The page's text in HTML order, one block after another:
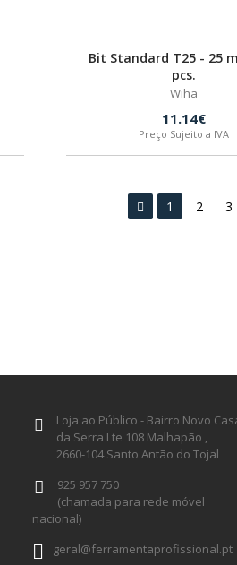
Bit Standard T25 - 25
pcs.
Wiha
11.14€
Preço Sujeito a IVA
1 2 3
Loja ao Público - Bairro Novo
da Serra Lte 108 Malhapão ,
2660-104 Santo Antão do Tojal
925 957 750
(chamada para rede móvel
nacional)
geral@ferramentaprofissional.pt